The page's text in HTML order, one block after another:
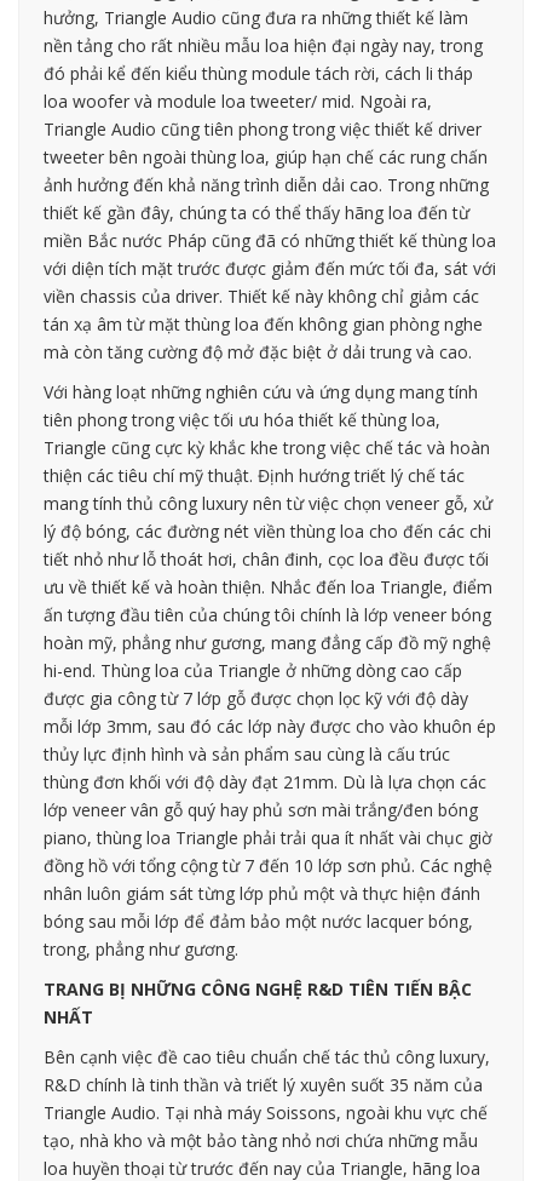
hưởng, Triangle Audio cũng đưa ra những thiết kế làm
nền tảng cho rất nhiều mẫu loa hiện đại ngày nay, trong
đó phải kể đến kiểu thùng module tách rời, cách li tháp
loa woofer và module loa tweeter/ mid. Ngoài ra,
Triangle Audio cũng tiên phong trong việc thiết kế driver
tweeter bên ngoài thùng loa, giúp hạn chế các rung chấn
ảnh hưởng đến khả năng trình diễn dải cao. Trong những
thiết kế gần đây, chúng ta có thể thấy hãng loa đến từ
miền Bắc nước Pháp cũng đã có những thiết kế thùng loa
với diện tích mặt trước được giảm đến mức tối đa, sát với
viền chassis của driver. Thiết kế này không chỉ giảm các
tán xạ âm từ mặt thùng loa đến không gian phòng nghe
mà còn tăng cường độ mở đặc biệt ở dải trung và cao.
Với hàng loạt những nghiên cứu và ứng dụng mang tính
tiên phong trong việc tối ưu hóa thiết kế thùng loa,
Triangle cũng cực kỳ khắc khe trong việc chế tác và hoàn
thiện các tiêu chí mỹ thuật. Định hướng triết lý chế tác
mang tính thủ công luxury nên từ việc chọn veneer gỗ, xử
lý độ bóng, các đường nét viền thùng loa cho đến các chi
tiết nhỏ như lỗ thoát hơi, chân đinh, cọc loa đều được tối
ưu về thiết kế và hoàn thiện. Nhắc đến loa Triangle, điểm
ấn tượng đầu tiên của chúng tôi chính là lớp veneer bóng
hoàn mỹ, phẳng như gương, mang đẳng cấp đồ mỹ nghệ
hi-end. Thùng loa của Triangle ở những dòng cao cấp
được gia công từ 7 lớp gỗ được chọn lọc kỹ với độ dày
mỗi lớp 3mm, sau đó các lớp này được cho vào khuôn ép
thủy lực định hình và sản phẩm sau cùng là cấu trúc
thùng đơn khối với độ dày đạt 21mm. Dù là lựa chọn các
lớp veneer vân gỗ quý hay phủ sơn mài trắng/đen bóng
piano, thùng loa Triangle phải trải qua ít nhất vài chục giờ
đồng hồ với tổng cộng từ 7 đến 10 lớp sơn phủ. Các nghệ
nhân luôn giám sát từng lớp phủ một và thực hiện đánh
bóng sau mỗi lớp để đảm bảo một nước lacquer bóng,
trong, phẳng như gương.
TRANG BỊ NHỮNG CÔNG NGHỆ R&D TIÊN TIẾN BẬC
NHẤT
Bên cạnh việc đề cao tiêu chuẩn chế tác thủ công luxury,
R&D chính là tinh thần và triết lý xuyên suốt 35 năm của
Triangle Audio. Tại nhà máy Soissons, ngoài khu vực chế
tạo, nhà kho và một bảo tàng nhỏ nơi chứa những mẫu
loa huyền thoại từ trước đến nay của Triangle, hãng loa